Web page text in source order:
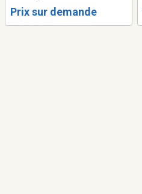
Prix sur demande